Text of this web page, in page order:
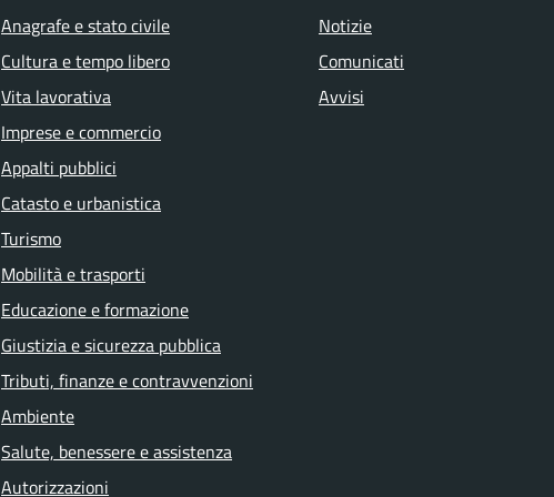
Anagrafe e stato civile
Cultura e tempo libero
Vita lavorativa
Imprese e commercio
Appalti pubblici
Catasto e urbanistica
Turismo
Mobilità e trasporti
Educazione e formazione
Giustizia e sicurezza pubblica
Tributi, finanze e contravvenzioni
Ambiente
Salute, benessere e assistenza
Autorizzazioni
Notizie
Comunicati
Avvisi